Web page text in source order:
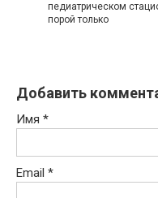
педиатрическом
порой только
Добавить
Имя *
Email *